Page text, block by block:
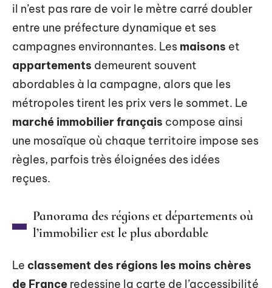
il n’est pas rare de voir le mètre carré doubler
entre une préfecture dynamique et ses
campagnes environnantes. Les maisons et
appartements demeurent souvent
abordables à la campagne, alors que les
métropoles tirent les prix vers le sommet. Le
marché immobilier français compose ainsi
une mosaïque où chaque territoire impose ses
règles, parfois très éloignées des idées
reçues.
Panorama des régions et départements où
l’immobilier est le plus abordable
Le classement des régions les moins chères
de France redessine la carte de l’accessibilité